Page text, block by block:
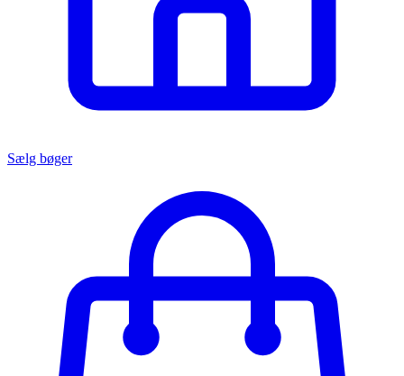
Sælg bøger